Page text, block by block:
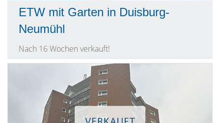
ETW mit Garten in Duisburg-
Neumühl
Nach 16 Wochen verkauft!